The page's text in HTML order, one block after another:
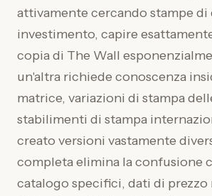
attivamente cercando stampe di
investimento, capire
copia di The Wall
un'altra richiede conoscenza
matrice, variazioni di stampa
stabilimenti di stampa
creato versioni vastamente
completa elimina la confusione
catalogo specifici, dati di prezzo